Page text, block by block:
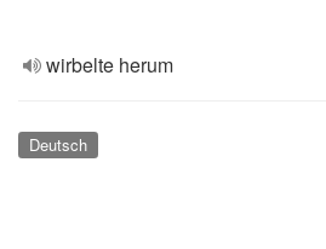
wirbelte herum
Deutsch